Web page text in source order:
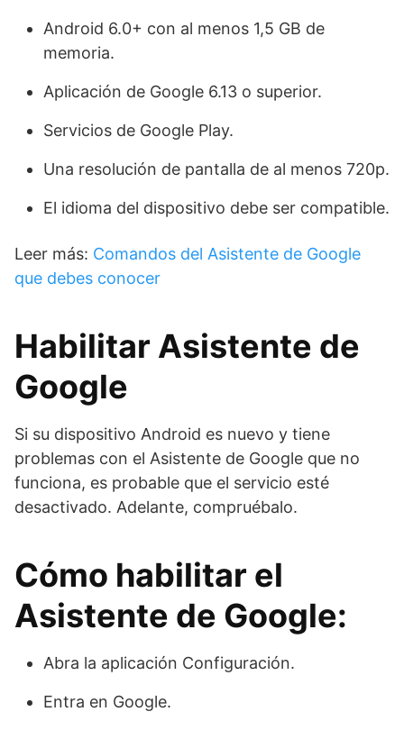
Android 6.0+ con al menos 1,5 GB de
memoria.
Aplicación de Google 6.13 o superior.
Servicios de Google Play.
Una resolución de pantalla de al menos 720p.
El idioma del dispositivo debe ser compatible.
Leer más: Comandos del Asistente de Google
que debes conocer
Habilitar Asistente de
Google
Si su dispositivo Android es nuevo y tiene
problemas con el Asistente de Google que no
funciona, es probable que el servicio esté
desactivado. Adelante, compruébalo.
Cómo habilitar el
Asistente de Google:
Abra la aplicación Configuración.
Entra en Google.